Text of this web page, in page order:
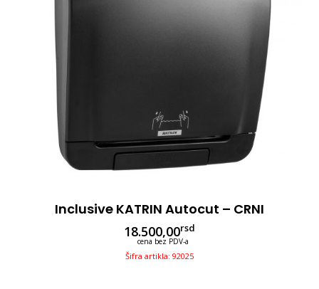
Inclusive KATRIN Autocut – CRNI
18.500,00rsd
cena bez PDV-a
Šifra artikla: 92025